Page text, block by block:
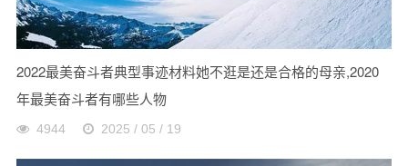
2022最美奋斗者典型事迹材料她不逛是还是合格的母亲,2020
年最美奋斗者有哪些人物
4944 2025 / 05 / 19